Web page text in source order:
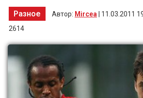
Разное Автор: Mircea | 11.03.2011
2614